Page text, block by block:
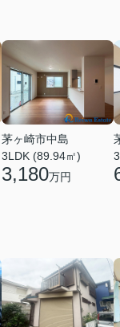
茅ヶ崎市中島
3LDK (89.94㎡)
3,180万円